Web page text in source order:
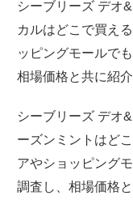
シーブリーズ デオ
カルはどこで買え
ッピングモールで
相場価格と共に紹介
シーブリーズ デオ
ーズンミントはど
アやショッピング
調査し、相場価格